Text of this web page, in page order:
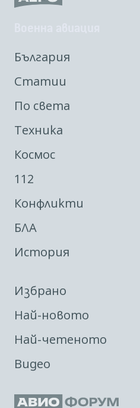
България
Статии
По света
Техника
Космос
112
Конфликти
БЛА
История
Избрано
Най-новото
Най-четеното
Видео